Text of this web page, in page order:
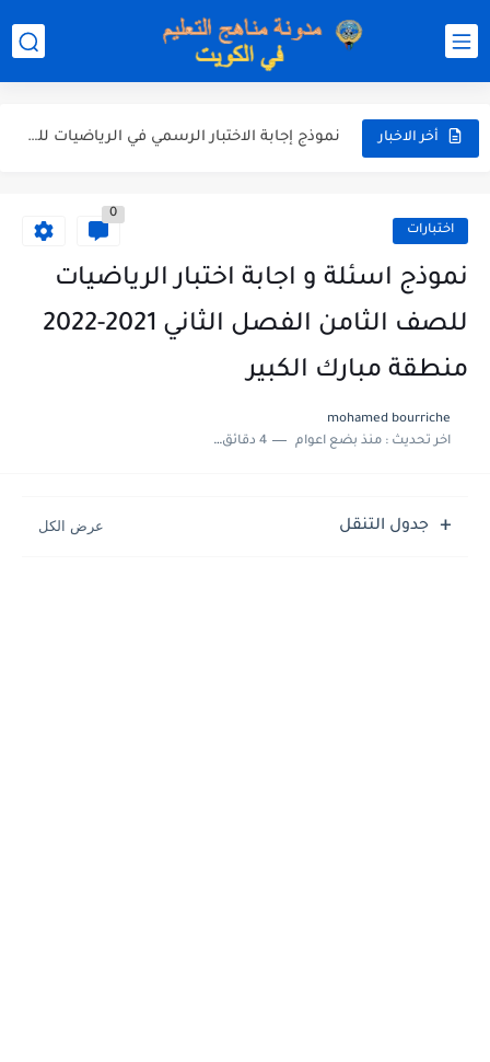
أخر الاخبار
نموذج إجابة الاختبار الرسمي في التربية الاسلامية للصف العاشر الفترة...
نموذج إجابة الاختبار الرسمي في الرياضيات للصف العاشر الفترة الثانية...
مذكرة شاملة في القران الكريم للصف الثاني عشر الفصل الثاني... اختبارات
0
نموذج اسئلة و اجابة اختبار الرياضيات
للصف الثامن الفصل الثاني 2021-2022
منطقة مبارك الكبير
mohamed bourriche
اخر تحديث :منذ بضع اعوام 4 دقائق للقراءة
جدول التنقل